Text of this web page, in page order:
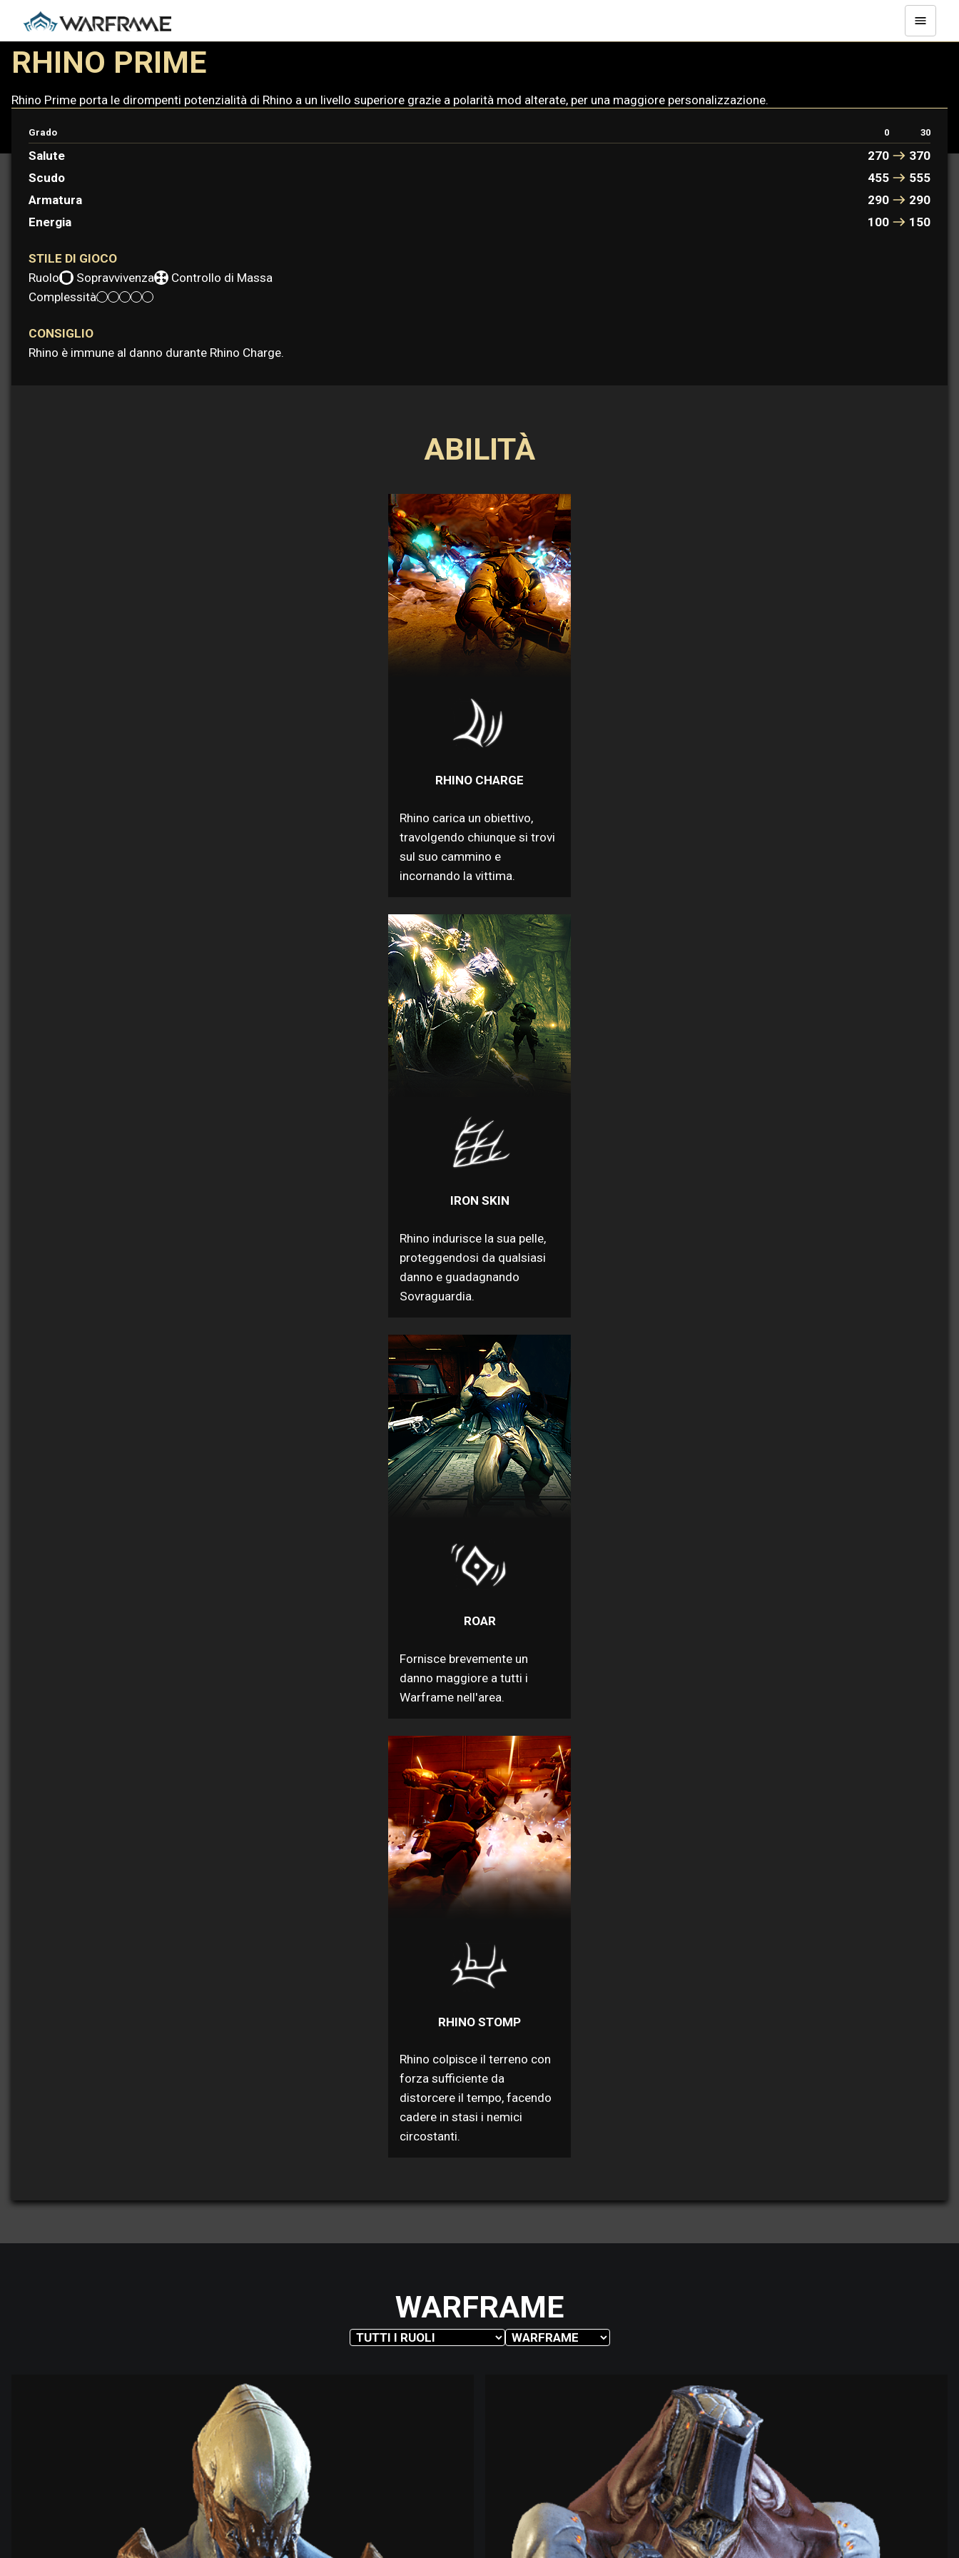
RHINO PRIME
Rhino Prime porta le dirompenti potenzialità di Rhino a un livello superiore grazie a polarità mod alterate, per una maggiore personalizzazione.
Grado 0 30
Salute 270
370
Scudo
455
555
Armatura
290
290
Energia
100 150
STILE DI GIOCO
Ruolo:
Sopravvivenza
Controllo di Massa
Complessità:
CONSIGLIO
Rhino è immune al danno durante Rhino Charge.
ABILITÀ
RHINO CHARGE
Rhino carica un obiettivo,
travolgendo chiunque si trovi
sul suo cammino e
incornando la vittima.
IRON SKIN
Rhino indurisce la sua pelle,
proteggendosi da qualsiasi
danno e guadagnando
Sovraguardia.
ROAR
Fornisce brevemente un
danno maggiore a tutti i
Warframe nell'area.
RHINO STOMP
Rhino colpisce il terreno con
forza sufficiente da
distorcere il tempo, facendo
cadere in stasi i nemici
circostanti.
WARFRAME